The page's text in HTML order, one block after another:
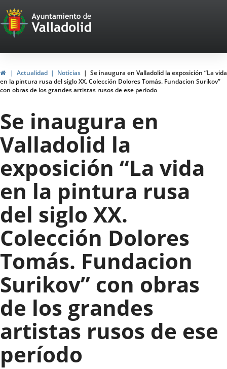
Portal
Web
del
Ayuntamiento
de
Valladolid
InicioActualidad Noticias
Se inaugura en Valladolid la exposición “La vida
en la pintura rusa del siglo XX. Colección Dolores Tomás. Fundacion Surikov”
con obras de los grandes artistas rusos de ese período
Se inaugura en
Valladolid la
exposición “La vida
en la pintura rusa
del siglo XX.
Colección Dolores
Tomás. Fundacion
Surikov” con obras
de los grandes
artistas rusos de ese
período